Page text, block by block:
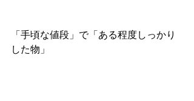
「手頃な値段」で「ある程度しっかり
した物」